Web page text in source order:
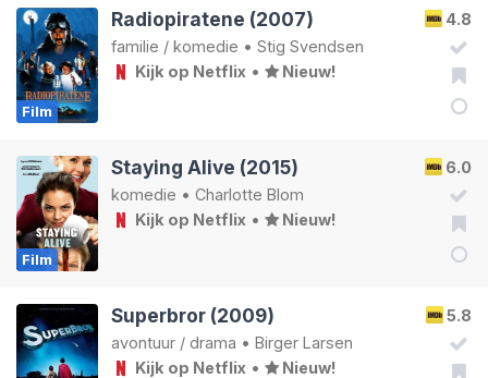
Film
4.8
Radiopiratene (2007)
familie / komedie • Stig Svendsen
Kijk op Netflix • Nieuw!
Film
6.0
Staying Alive (2015)
komedie • Charlotte Blom
Kijk op Netflix • Nieuw!
5.8
Superbror (2009)
avontuur / drama • Birger Larsen
Kijk op Netflix • Nieuw!